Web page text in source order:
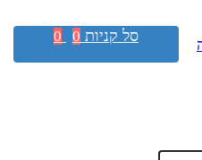
סל קניות 0
0